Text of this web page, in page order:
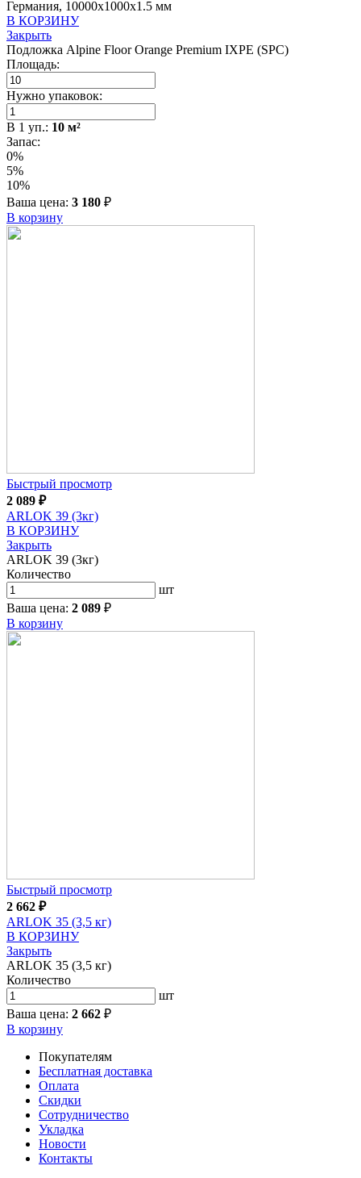
Германия, 10000x1000x1.5 мм
В КОРЗИНУ
Закрыть
Подложка Alpine Floor Orange Premium IXPE (SPC)
Площадь:
Нужно упаковок:
В 1 уп.: 10 м²
Запас:
0%
5%
10%
Ваша цена: 3 180 ₽
В корзину
Быстрый просмотр
2 089 ₽
ARLOK 39 (3кг)
В КОРЗИНУ
Закрыть
ARLOK 39 (3кг)
Количество
шт
Ваша цена: 2 089 ₽
В корзину
Быстрый просмотр
2 662 ₽
ARLOK 35 (3,5 кг)
В КОРЗИНУ
Закрыть
ARLOK 35 (3,5 кг)
Количество
шт
Ваша цена: 2 662 ₽
В корзину
Покупателям
Бесплатная доставка
Оплата
Скидки
Сотрудничество
Укладка
Новости
Контакты